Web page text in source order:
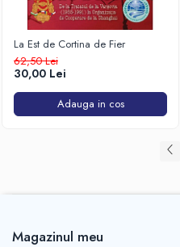
La Est de Cortina de Fier
62,50 Lei
30,00 Lei
Adauga in cos
Magazinul meu